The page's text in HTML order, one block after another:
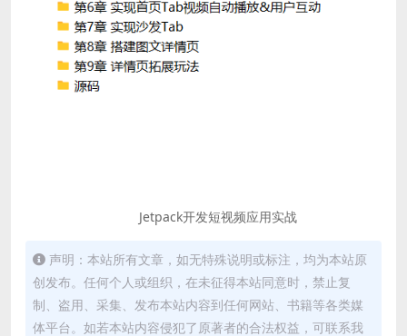
Jetpack开发短视频应用实战
声明：本站所有文章，如无特殊说明或标注，均为本站原
创发布。任何个人或组织，在未征得本站同意时，禁止复
制、盗用、采集、发布本站内容到任何网站、书籍等各类媒
体平台。如若本站内容侵犯了原著者的合法权益，可联系我